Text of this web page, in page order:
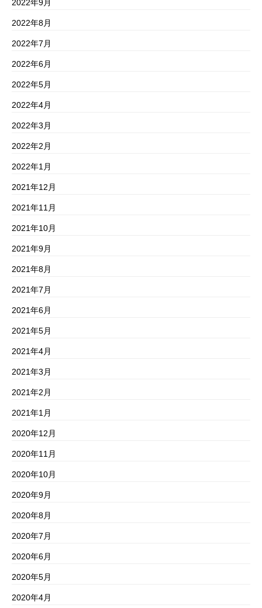
2022年9月
2022年8月
2022年7月
2022年6月
2022年5月
2022年4月
2022年3月
2022年2月
2022年1月
2021年12月
2021年11月
2021年10月
2021年9月
2021年8月
2021年7月
2021年6月
2021年5月
2021年4月
2021年3月
2021年2月
2021年1月
2020年12月
2020年11月
2020年10月
2020年9月
2020年8月
2020年7月
2020年6月
2020年5月
2020年4月